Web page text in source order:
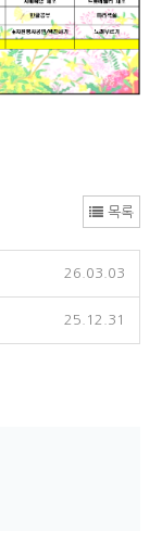
목록
26.03.03
25.12.31